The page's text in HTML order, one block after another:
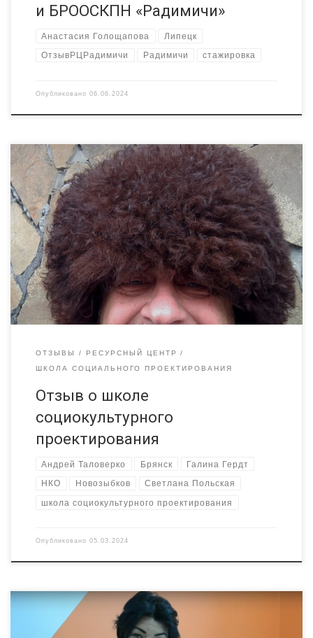
и БРООСКПН «Радимичи»
Анастасия Голощапова Липецк
ОтзывРЦРадимичи Радимичи стажировка
Опубликовано 06.06.2024
Уже завтра у нас стартует курс социокультурного
проектирования в Брянске «От идеи до разработки
социокультурного проекта», а сегодня у
нас #ОтзывРЦРадимичи от давнего друга и партнера Андрей
Таловерко, директора Новозыбковской детской
художественной школы.
«Мне кажется, что занятие
в Ресурсный центр «Радимичи», в школе социального
проектирования — это великолепная идея, она была
реализована и у нас […]
ОТЗЫВЫ
РЕСУРСНЫЙ ЦЕНТР
ШКОЛА СОЦИАЛЬНОГО ПРОЕКТИРОВАНИЯ
Отзыв о школе
социокультурного
проектирования
Андрей Таловерко Брянск Галина Гердт
НКО Новозыбков Светлана Польская
школа социокультурного проектирования
Опубликовано 05.03.2024